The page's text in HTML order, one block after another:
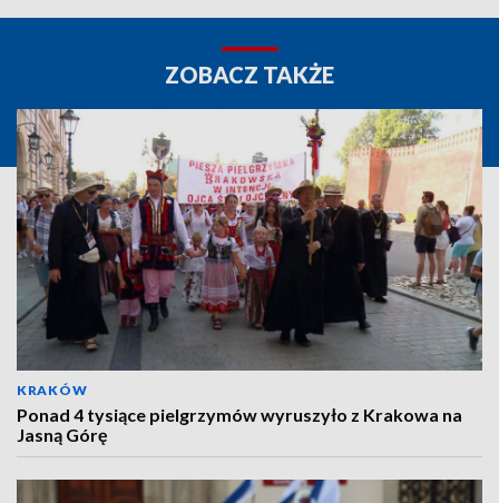
ZOBACZ TAKŻE
KRAKÓW
Ponad 4 tysiące pielgrzymów wyruszyło z Krakowa na
Jasną Górę